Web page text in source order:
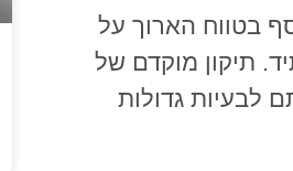
בטווח הארוך על
תיקון מוקדם של
לבעיות גדולות